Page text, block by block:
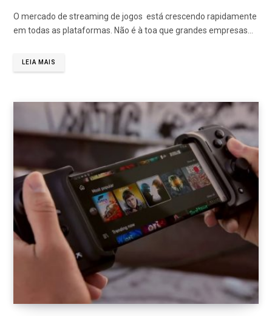
O mercado de streaming de jogos está crescendo rapidamente
em todas as plataformas. Não é à toa que grandes empresas…
LEIA MAIS